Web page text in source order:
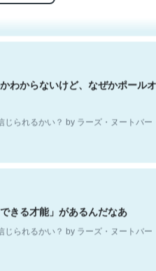
わからないけど、なぜかポール
られるかい？ by ラーズ・ヌートバー
きる才能」があるんだなあ
られるかい？ by ラーズ・ヌートバー